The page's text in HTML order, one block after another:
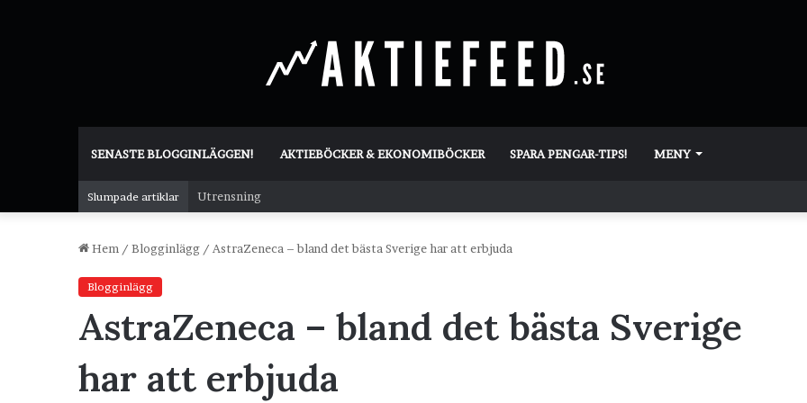
SENASTE BLOGGINLÄGGEN! AKTIEBÖCKER & EKONOMIBÖCKER SPARA PENGAR-TIPS! MENY
Slumpade artiklar Utrensning
Hem / Blogginlägg / AstraZeneca – bland det bästa Sverige har att erbjuda
Blogginlägg
AstraZeneca – bland det bästa Sverige
har att erbjuda